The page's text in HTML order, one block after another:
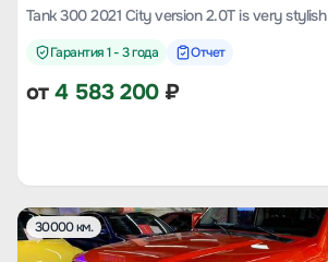
Tank 300 2021 City version 2.0T is very stylish
Гарантия 1 - 3 года Отчет
от4 583 200₽
30000 км.